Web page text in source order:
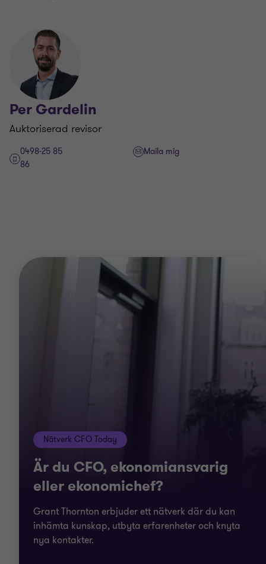
Per Gardelin
Auktoriserad revisor
0498-25 85
86
Maila mig
Nätverk CFO Today
Är du CFO, ekonomiansvarig
eller ekonomichef?
Grant Thornton erbjuder ett nätverk där du kan
inhämta kunskap, utbyta erfarenheter och knyta
nya kontakter.